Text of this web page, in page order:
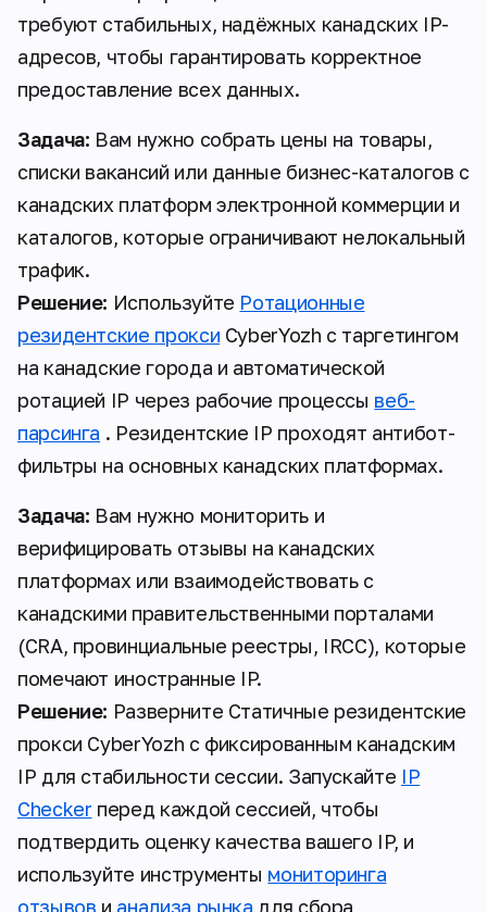
требуют стабильных, надёжных канадских IP-
адресов, чтобы гарантировать корректное
предоставление всех данных.
Задача: Вам нужно собрать цены на товары,
списки вакансий или данные бизнес-каталогов с
канадских платформ электронной коммерции и
каталогов, которые ограничивают нелокальный
трафик.
Решение: Используйте Ротационные
резидентские прокси CyberYozh с таргетингом
на канадские города и автоматической
ротацией IP через рабочие процессы веб-
парсинга . Резидентские IP проходят антибот-
фильтры на основных канадских платформах.
Задача: Вам нужно мониторить и
верифицировать отзывы на канадских
платформах или взаимодействовать с
канадскими правительственными порталами
(CRA, провинциальные реестры, IRCC), которые
помечают иностранные IP.
Решение: Разверните Статичные резидентские
прокси CyberYozh с фиксированным канадским
IP для стабильности сессии. Запускайте IP
Checker перед каждой сессией, чтобы
подтвердить оценку качества вашего IP, и
используйте инструменты мониторинга
отзывов и анализа рынка для сбора